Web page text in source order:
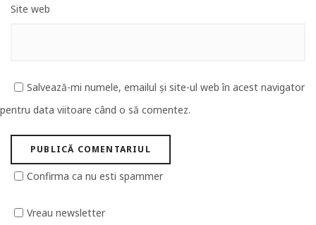
Site web
Salvează-mi numele, emailul și site-ul web în acest navigator
pentru data viitoare când o să comentez.
Confirma ca nu esti spammer
Vreau newsletter